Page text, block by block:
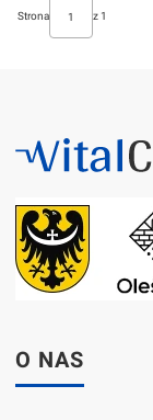
Strona z 1
Linki w stopce
O NAS